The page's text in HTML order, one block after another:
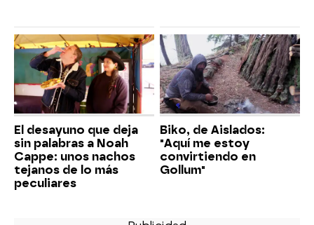
El desayuno que deja
sin palabras a Noah
Cappe: unos nachos
tejanos de lo más
peculiares
Biko, de Aislados:
"Aquí me estoy
convirtiendo en
Gollum"